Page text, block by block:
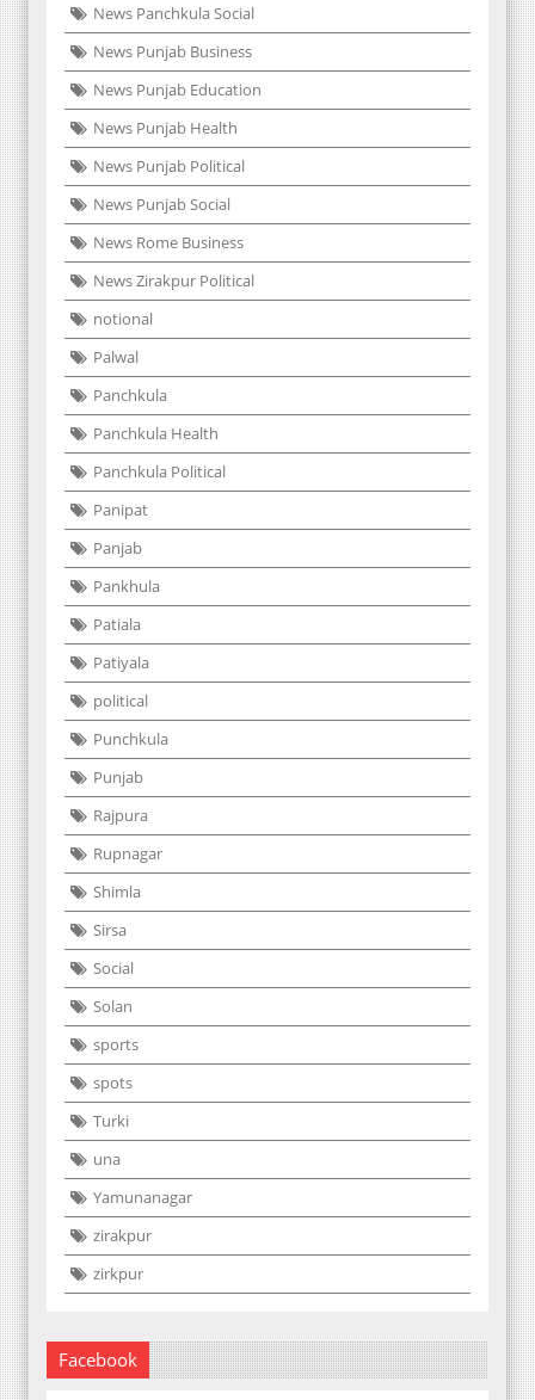
News Panchkula Social
News Punjab Business
News Punjab Education
News Punjab Health
News Punjab Political
News Punjab Social
News Rome Business
News Zirakpur Political
notional
Palwal
Panchkula
Panchkula Health
Panchkula Political
Panipat
Panjab
Pankhula
Patiala
Patiyala
political
Punchkula
Punjab
Rajpura
Rupnagar
Shimla
Sirsa
Social
Solan
sports
spots
Turki
una
Yamunanagar
zirakpur
zirkpur
Facebook